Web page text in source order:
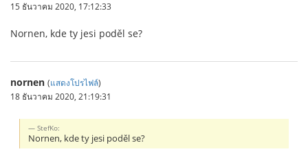
15 ธันวาคม 2020, 17:12:33
Nornen, kde ty jesi poděl se?
nornen (แสดงโปรไฟล์)
18 ธันวาคม 2020, 21:19:31
StefKo:
Nornen, kde ty jesi poděl se?